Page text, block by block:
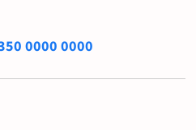
0000 0000